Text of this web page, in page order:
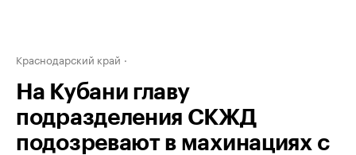
Краснодарский край
На Кубани главу
подразделения СКЖД
подозревают в махинациях с